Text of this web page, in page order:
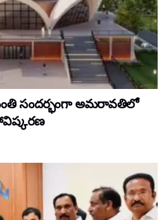
సందర్భంగా అమరావతిలో